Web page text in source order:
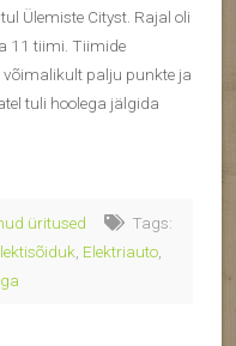
Ülemiste Cityst. Rajal oli
11 tiimi. Tiimide
palju punkte ja
tuli hoolega jälgida
üritused
Tags:
Elektriauto